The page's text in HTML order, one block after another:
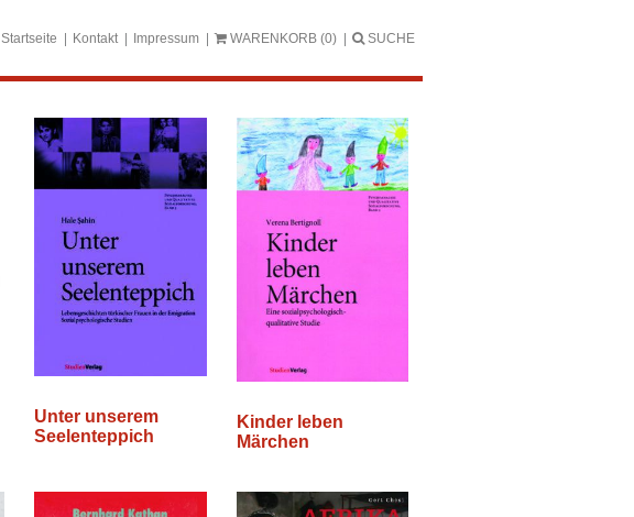
Startseite Kontakt Impressum WARENKORB (0) SUCHE
Unter unserem
Seelenteppich
Kinder leben
Märchen